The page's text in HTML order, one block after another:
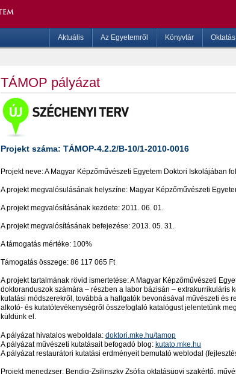
Aktuális Az Egyetemről Könyvtár Oktatás
TÁMOP pályázat
Projekt száma: TÁMOP-4.2.2/B-10/1-2010-0016
Projekt neve: A Magyar Képzőművészeti Egyetem Doktori Iskolájában
A projekt megvalósulásának helyszíne: Magyar Képzőművészeti
A projekt megvalósításának kezdete: 2011. 06. 01.
A projekt megvalósításának befejezése: 2013. 05. 31.
A támogatás mértéke: 100%
Támogatás összege: 86 117 065 Ft
A projekt tartalmának rövid ismertetése: A Magyar Képzőművészeti
doktoranduszok számára – részben a labor bázisán – extrakurrikuláris
kutatási módszerekről, továbbá a hallgatók bevonásával művészeti és
alkotó- és kutatótevékenységről összefoglaló katalógust jelentetünk
küldünk el.
A pályázat hivatalos weboldala: doktori.mke.hu/tamop
A pályázat művészeti kutatásait befogadó blog: kutato.mke.hu
A pályázat restaurátori kutatási erdményeit bemutató weblodal
Projekt menedzser: Bendig-Zsilinszky Zsófia oktatásügyi szakértő,